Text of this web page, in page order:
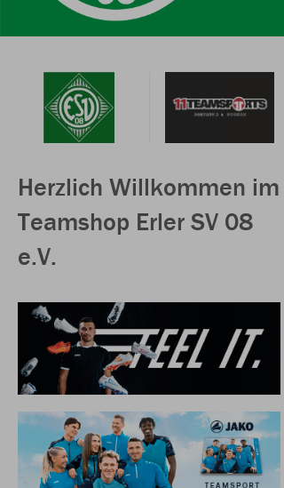
Herzlich Willkommen im
Teamshop Erler SV 08
e.V.